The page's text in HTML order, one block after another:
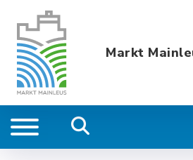
Markt